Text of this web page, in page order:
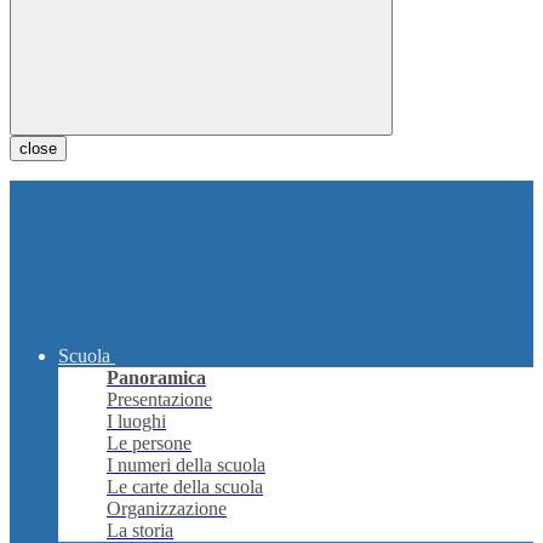
close
Scuola
Panoramica
Presentazione
I luoghi
Le persone
I numeri della scuola
Le carte della scuola
Organizzazione
La storia